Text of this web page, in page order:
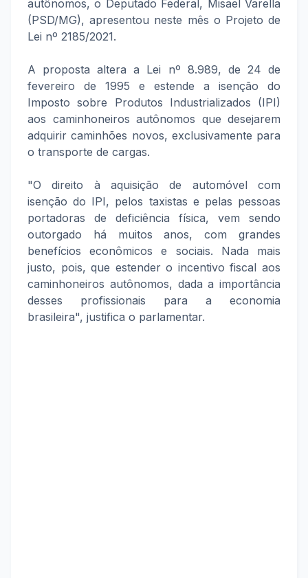
autônomos, o Deputado Federal, Misael Varella
(PSD/MG), apresentou neste mês o Projeto de
Lei nº 2185/2021.
A proposta altera a Lei nº 8.989, de 24 de
fevereiro de 1995 e estende a isenção do
Imposto sobre Produtos Industrializados (IPI)
aos caminhoneiros autônomos que desejarem
adquirir caminhões novos, exclusivamente para
o transporte de cargas.
"O direito à aquisição de automóvel com
isenção do IPI, pelos taxistas e pelas pessoas
portadoras de deficiência física, vem sendo
outorgado há muitos anos, com grandes
benefícios econômicos e sociais. Nada mais
justo, pois, que estender o incentivo fiscal aos
caminhoneiros autônomos, dada a importância
desses profissionais para a economia
brasileira", justifica o parlamentar.